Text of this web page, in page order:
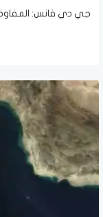
جي دي فانس: